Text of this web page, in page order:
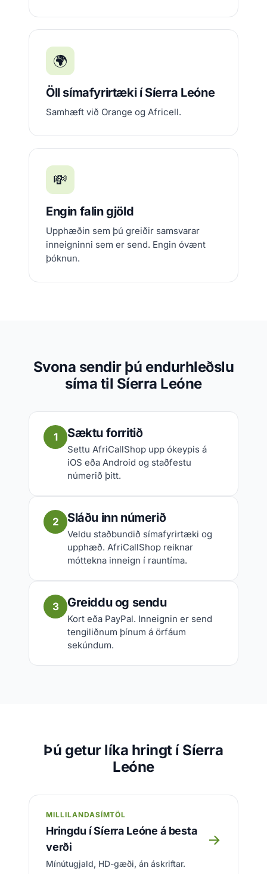
🌍
Öll símafyrirtæki í Síerra Leóne
Samhæft við Orange og Africell.
💸
Engin falin gjöld
Upphæðin sem þú greiðir samsvarar
inneigninni sem er send. Engin óvænt
þóknun.
Svona sendir þú endurhleðslu
síma til Síerra Leóne
1 Sæktu forritið
Settu AfriCallShop upp ókeypis á
iOS eða Android og staðfestu
númerið þitt.
2 Sláðu inn númerið
Veldu staðbundið símafyrirtæki og
upphæð. AfriCallShop reiknar
móttekna inneign í rauntíma.
3 Greiddu og sendu
Kort eða PayPal. Inneignin er send
tengiliðnum þínum á örfáum
sekúndum.
Þú getur líka hringt í Síerra
Leóne
MILLILANDASÍMTÖL
Hringdu í Síerra Leóne á besta
verði
Mínútugjald, HD-gæði, án áskriftar.
→